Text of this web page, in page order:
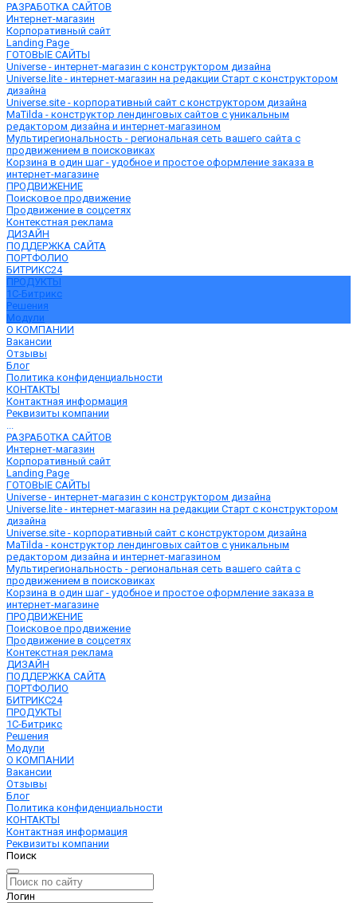
РАЗРАБОТКА САЙТОВ
Интернет-магазин
Корпоративный сайт
Landing Page
ГОТОВЫЕ САЙТЫ
Universe - интернет-магазин с конструктором дизайна
Universe.lite - интернет-магазин на редакции Старт с конструктором
дизайна
Universe.site - корпоративный сайт с конструктором дизайна
MaTilda - конструктор лендинговых сайтов с уникальным
редактором дизайна и интернет-магазином
Мультирегиональность - региональная сеть вашего сайта с
продвижением в поисковиках
Корзина в один шаг - удобное и простое оформление заказа в
интернет-магазине
ПРОДВИЖЕНИЕ
Поисковое продвижение
Продвижение в соцсетях
Контекстная реклама
ДИЗАЙН
ПОДДЕРЖКА САЙТА
ПОРТФОЛИО
БИТРИКС24
ПРОДУКТЫ
1С-Битрикс
Решения
Модули
О КОМПАНИИ
Вакансии
Отзывы
Блог
Политика конфиденциальности
КОНТАКТЫ
Контактная информация
Реквизиты компании
...
РАЗРАБОТКА САЙТОВ
Интернет-магазин
Корпоративный сайт
Landing Page
ГОТОВЫЕ САЙТЫ
Universe - интернет-магазин с конструктором дизайна
Universe.lite - интернет-магазин на редакции Старт с конструктором
дизайна
Universe.site - корпоративный сайт с конструктором дизайна
MaTilda - конструктор лендинговых сайтов с уникальным
редактором дизайна и интернет-магазином
Мультирегиональность - региональная сеть вашего сайта с
продвижением в поисковиках
Корзина в один шаг - удобное и простое оформление заказа в
интернет-магазине
ПРОДВИЖЕНИЕ
Поисковое продвижение
Продвижение в соцсетях
Контекстная реклама
ДИЗАЙН
ПОДДЕРЖКА САЙТА
ПОРТФОЛИО
БИТРИКС24
ПРОДУКТЫ
1С-Битрикс
Решения
Модули
О КОМПАНИИ
Вакансии
Отзывы
Блог
Политика конфиденциальности
КОНТАКТЫ
Контактная информация
Реквизиты компании
Поиск
Логин